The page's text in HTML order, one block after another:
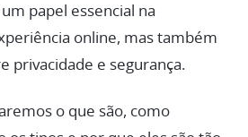
papel essencial na
online, mas também
privacidade e segurança.
o que são, como